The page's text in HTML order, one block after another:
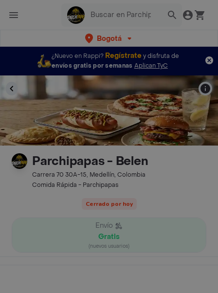
Bogotá
¿Nuevo en Rappi? Regístratey disfruta de
envíos gratis por semanas Aplican TyC
Parchipapas - Belen
Carrera 70 30A-15, Medellín, Colombia
Comida Rápida - Parchipapas
Cerrado por hoy
Envío
Gratis
(nuevos usuarios)